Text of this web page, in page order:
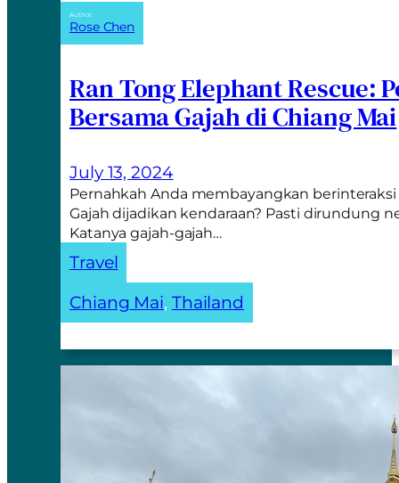
Author:
Rose Chen
Ran Tong Elephant Rescue:
Bersama Gajah di Chiang Mai
July 13, 2024
Pernahkah Anda membayangkan
Gajah dijadikan kendaraan? Pasti dirundung
Katanya gajah-gajah…
Travel
Chiang Mai, Thailand